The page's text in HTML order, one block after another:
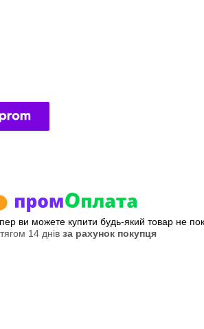
ви можете купити будь-який товар не
14 днів за рахунок покупця